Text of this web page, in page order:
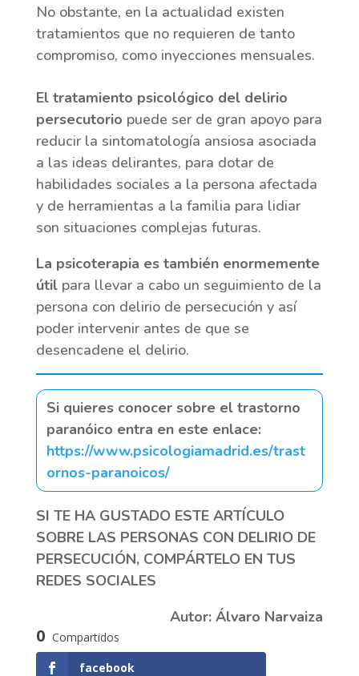
No obstante, en la actualidad existen
tratamientos que no requieren de tanto
compromiso, como inyecciones mensuales.
El tratamiento psicológico del delirio
persecutorio puede ser de gran apoyo para
reducir la sintomatología ansiosa asociada
a las ideas delirantes, para dotar de
habilidades sociales a la persona afectada
y de herramientas a la familia para lidiar
son situaciones complejas futuras.
La psicoterapia es también enormemente
útilpara llevar a cabo un seguimiento de la
persona con delirio de persecución y así
poder intervenir antes de que se
desencadene el delirio.
Si quieres conocer sobre el trastorno
paranóico entra en este enlace:
https://www.psicologiamadrid.es/trast
ornos-paranoicos/
SI TE HA GUSTADO ESTE ARTÍCULO
SOBRE LAS PERSONAS CON DELIRIO DE
PERSECUCIÓN, COMPÁRTELO EN TUS
REDES SOCIALES
Autor: Álvaro Narvaiza
0 Compartidos
facebook